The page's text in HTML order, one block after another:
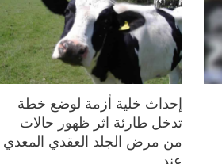
إحداث خلية أزمة لوضع خطة
تدخل طارئة اثر ظهور حالات
من مرض الجلد العقدي المعدي